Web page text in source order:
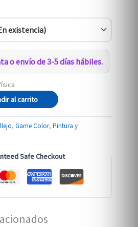
o envío de 3-5 días hábiles.
al carrito
,Game Color,Pintura y
Safe Checkout